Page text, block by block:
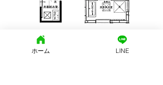
Previous Next
ホーム LINE